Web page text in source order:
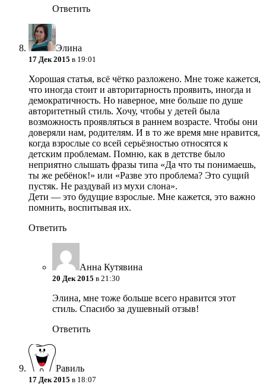
Ответить
Элина
17 Дек 2015 в 19:01
Хорошая статья, всё чётко разложено. Мне тоже кажется,
что иногда стоит и авторитарность проявить, иногда и
демократичность. Но наверное, мне больше по душе
авторитетный стиль. Хочу, чтобы у детей была
возможность проявляться в раннем возрасте. Чтобы они
доверяли нам, родителям. И в то же время мне нравится,
когда взрослые со всей серьёзностью относятся к
детским проблемам. Помню, как в детстве было
неприятно слышать фразы типа «Да что ты понимаешь,
ты же ребёнок!» или «Разве это проблема? Это сущий
пустяк. Не раздувай из мухи слона».
Дети — это будущие взрослые. Мне кажется, это важно
помнить, воспитывая их.
Ответить
Анна Кутявина
20 Дек 2015 в 21:30
Элина, мне тоже больше всего нравится этот
стиль. Спасибо за душевный отзыв!
Ответить
Равиль
17 Дек 2015 в 18:07